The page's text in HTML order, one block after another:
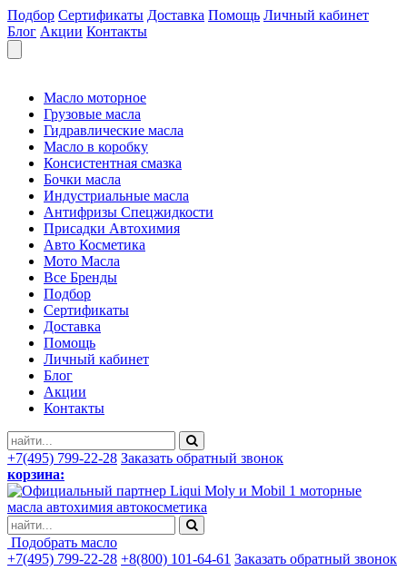
Подбор Сертификаты Доставка Помощь Личный кабинет
Блог Акции Контакты
Масло моторное
Грузовые масла
Гидравлические масла
Масло в коробку
Консистентная смазка
Бочки масла
Индустриальные масла
Антифризы Спецжидкости
Присадки Автохимия
Авто Косметика
Мото Масла
Все Бренды
Подбор
Сертификаты
Доставка
Помощь
Личный кабинет
Блог
Акции
Контакты
+7(495) 799-22-28 Заказать обратный звонок
корзина:
моторные
масла автохимия автокосметика
Подобрать масло
+7(495) 799-22-28 +8(800) 101-64-61 Заказать обратный звонок